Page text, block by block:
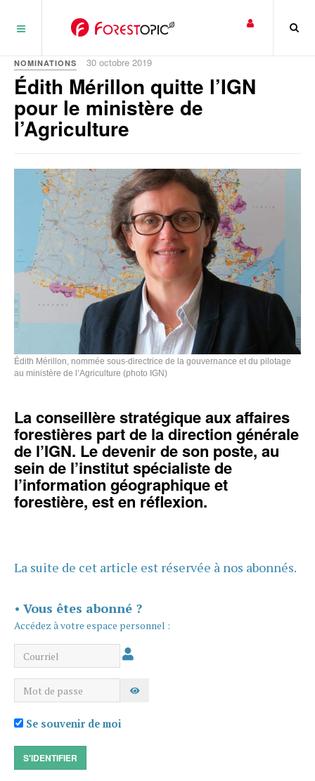
NOMINATIONS 30 octobre 2019
Édith Mérillon quitte l’IGN
pour le ministère de
l’Agriculture
Édith Mérillon, nommée sous-directrice de la gouvernance et du pilotage
au ministère de l’Agriculture (photo IGN)
La conseillère stratégique aux affaires
forestières part de la direction générale
de l’IGN. Le devenir de son poste, au
sein de l’institut spécialiste de
l’information géographique et
forestière, est en réflexion.
La suite de cet article est réservée à nos abonnés.
• Vous êtes abonné ?
Accédez à votre espace personnel :
Courriel
Mot de passe AFFICHER LE MOT DE PASSE
Se souvenir de moi
S'IDENTIFIER